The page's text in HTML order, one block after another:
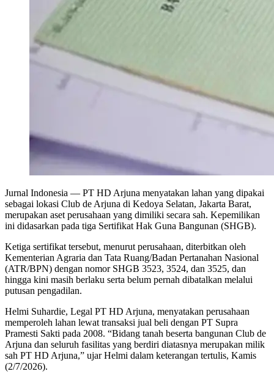
Jurnal Indonesia — PT HD Arjuna menyatakan lahan yang dipakai
sebagai lokasi Club de Arjuna di Kedoya Selatan, Jakarta Barat,
merupakan aset perusahaan yang dimiliki secara sah. Kepemilikan
ini didasarkan pada tiga Sertifikat Hak Guna Bangunan (SHGB).
Ketiga sertifikat tersebut, menurut perusahaan, diterbitkan oleh
Kementerian Agraria dan Tata Ruang/Badan Pertanahan Nasional
(ATR/BPN) dengan nomor SHGB 3523, 3524, dan 3525, dan
hingga kini masih berlaku serta belum pernah dibatalkan melalui
putusan pengadilan.
Helmi Suhardie, Legal PT HD Arjuna, menyatakan perusahaan
memperoleh lahan lewat transaksi jual beli dengan PT Supra
Pramesti Sakti pada 2008. “Bidang tanah beserta bangunan Club de
Arjuna dan seluruh fasilitas yang berdiri diatasnya merupakan milik
sah PT HD Arjuna,” ujar Helmi dalam keterangan tertulis, Kamis
(2/7/2026).